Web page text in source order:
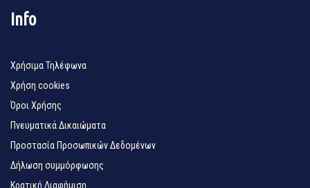
Info
Χρήσιμα Τηλέφωνα
Χρήση cookies
Όροι Χρήσης
Πνευματικά Δικαιώματα
Προστασία Προσωπικών Δεδομένων
Δήλωση συμμόρφωσης
Κρατική Διαφήμιση